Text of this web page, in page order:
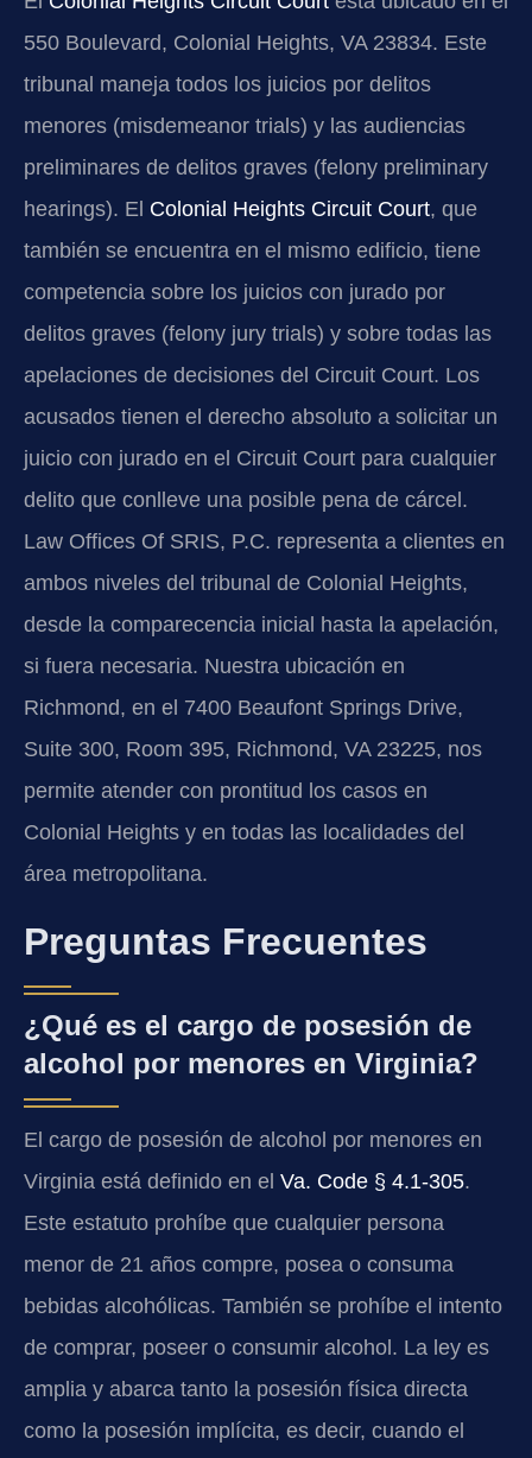
550 Boulevard, Colonial Heights, VA 23834. Este
tribunal maneja todos los juicios por delitos
menores (misdemeanor trials) y las audiencias
preliminares de delitos graves (felony preliminary
hearings). El Colonial Heights Circuit Court, que
también se encuentra en el mismo edificio, tiene
competencia sobre los juicios con jurado por
delitos graves (felony jury trials) y sobre todas las
apelaciones de decisiones del Circuit Court. Los
acusados tienen el derecho absoluto a solicitar un
juicio con jurado en el Circuit Court para cualquier
delito que conlleve una posible pena de cárcel.
Law Offices Of SRIS, P.C. representa a clientes en
ambos niveles del tribunal de Colonial Heights,
desde la comparecencia inicial hasta la apelación,
si fuera necesaria. Nuestra ubicación en
Richmond, en el 7400 Beaufont Springs Drive,
Suite 300, Room 395, Richmond, VA 23225, nos
permite atender con prontitud los casos en
Colonial Heights y en todas las localidades del
área metropolitana.
Preguntas Frecuentes
¿Qué es el cargo de posesión de
alcohol por menores en Virginia?
El cargo de posesión de alcohol por menores en
Virginia está definido en el Va. Code § 4.1-305.
Este estatuto prohíbe que cualquier persona
menor de 21 años compre, posea o consuma
bebidas alcohólicas. También se prohíbe el intento
de comprar, poseer o consumir alcohol. La ley es
amplia y abarca tanto la posesión física directa
como la posesión implícita, es decir, cuando el